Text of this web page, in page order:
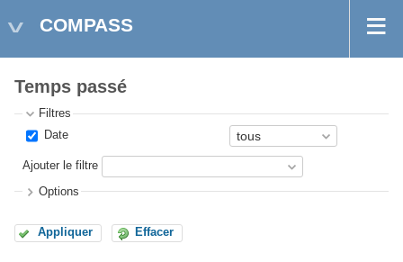
COMPASS
Temps passé
Filtres
Date
Ajouter le filtre
Options
Appliquer Effacer